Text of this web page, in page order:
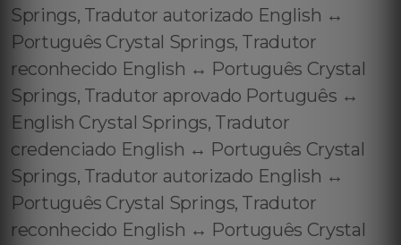
Springs, Tradutor autorizado English ↔️
Português Crystal Springs, Tradutor
reconhecido English ↔️ Português Crystal
Springs, Tradutor aprovado Português ↔️
English Crystal Springs, Tradutor
credenciado English ↔️ Português Crystal
Springs, Tradutor autorizado English ↔️
Português Crystal Springs, Tradutor
reconhecido English ↔️ Português Crystal